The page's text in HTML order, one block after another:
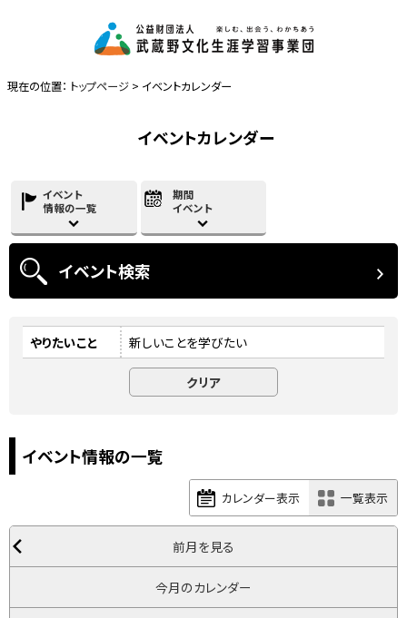
現在の位置： トップページ > イベントカレンダー
イベントカレンダー
イベント
情報の一覧
期間
イベント
イベント検索
やりたいこと 新しいことを学びたい
イベント情報の一覧
カレンダー表示 一覧表示
前月を見る
今月のカレンダー